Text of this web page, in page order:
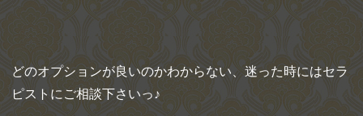
どのオプションが良いのかわからない、迷った時にはセラ
ピストにご相談下さいっ♪